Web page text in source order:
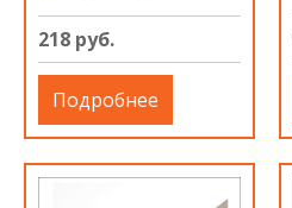
218 руб.
Подробнее